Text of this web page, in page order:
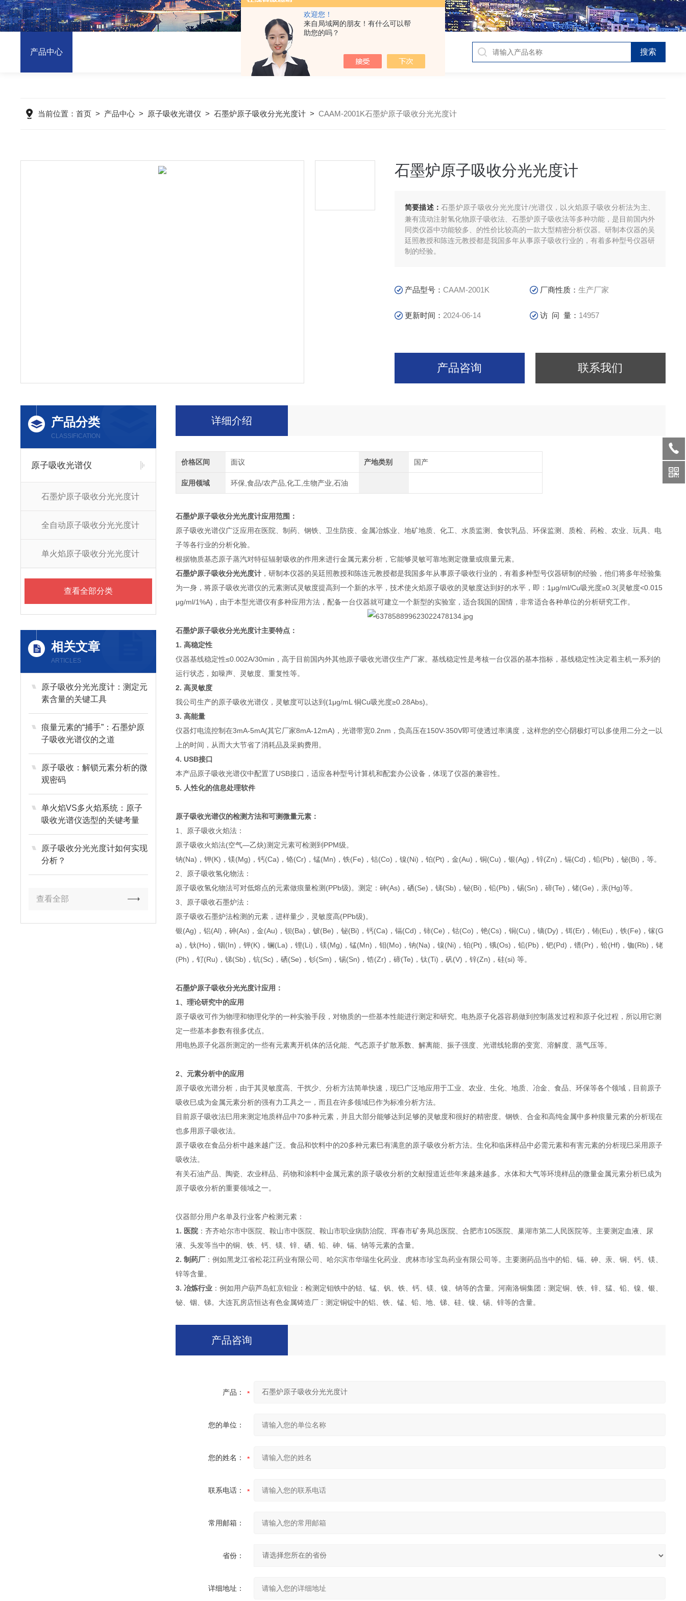
欢迎您！
来自局域网的朋友！有什么可以帮
助您的吗？
产品中心
当前位置：首页 > 产品中心 > 原子吸收光谱仪 >石墨炉原子吸收分光光度计 >CAAM-2001K石墨炉原子吸收分光光度计
石墨炉原子吸收分光光度计
简要描述：石墨炉原子吸收分光光度计/光谱仪，以火焰原子吸收分析法为主、
兼有流动注射氢化物原子吸收法、石墨炉原子吸收法等多种功能，是目前国内外
同类仪器中功能较多、的性价比较高的一款大型精密分析仪器。研制本仪器的吴
廷照教授和陈连元教授都是我国多年从事原子吸收行业的，有着多种型号仪器研
制的经验。
产品型号：CAAM-2001K 厂商性质：生产厂家
更新时间： 2024-06-14 访 问 量： 14957
产品咨询 联系我们
产品分类
CLASSIFICATION
原子吸收光谱仪
石墨炉原子吸收分光光度计
全自动原子吸收分光光度计
单火焰原子吸收分光光度计
查看全部分类
相关文章
ARTICLES
原子吸收分光光度计：测定元
素含量的关键工具
痕量元素的“捕手”：石墨炉原
子吸收光谱仪的之道
原子吸收：解锁元素分析的微
观密码
单火焰VS多火焰系统：原子
吸收光谱仪选型的关键考量
原子吸收分光光度计如何实现
分析？
查看全部
详细介绍
价格区间 面议 产地类别 国产
应用领域 环保,食品/农产品,化工,生物产业,石油
石墨炉原子吸收分光光度计应用范围：
原子吸收光谱仪广泛应用在医院、制药、钢铁、卫生防疫、金属冶炼业、地矿地质、化工、水质监测、食饮乳品、环保监测、质检、药检、农业、玩具、电
子等各行业的分析化验。
根据物质基态原子蒸汽对特征辐射吸收的作用来进行金属元素分析，它能够灵敏可靠地测定微量或痕量元素。
石墨炉原子吸收分光光度计，研制本仪器的吴廷照教授和陈连元教授都是我国多年从事原子吸收行业的，有着多种型号仪器研制的经验，他们将多年经验集
为一身，将原子吸收光谱仪的元素测试灵敏度提高到一个新的水平，技术使火焰原子吸收的灵敏度达到好的水平，即：1μg/ml/Cu吸光度≥0.3(灵敏度<0.015
μg/ml/1%A)，由于本型光谱仪有多种应用方法，配备一台仪器就可建立一个新型的实验室，适合我国的国情，非常适合各种单位的分析研究工作。
石墨炉原子吸收分光光度计主要特点：
1. 高稳定性
仪器基线稳定性≤0.002A/30min，高于目前国内外其他原子吸收光谱仪生产厂家。基线稳定性是考核一台仪器的基本指标，基线稳定性决定着主机一系列的
运行状态，如噪声、灵敏度、重复性等。
2. 高灵敏度
我公司生产的原子吸收光谱仪，灵敏度可以达到(1μg/mL 铜Cu吸光度≥0.28Abs)。
3. 高能量
仪器灯电流控制在3mA-5mA(其它厂家8mA-12mA)，光谱带宽0.2nm，负高压在150V-350V即可使透过率满度，这样您的空心阴极灯可以多使用二分之一以
上的时间，从而大大节省了消耗品及采购费用。
4. USB接口
本产品原子吸收光谱仪中配置了USB接口，适应各种型号计算机和配套办公设备，体现了仪器的兼容性。
5. 人性化的信息处理软件
原子吸收光谱仪的检测方法和可测微量元素：
1、原子吸收火焰法：
原子吸收火焰法(空气—乙炔)测定元素可检测到PPM级。
钠(Na)，钾(K)，镁(Mg)，钙(Ca)，铬(Cr)，锰(Mn)，铁(Fe)，钴(Co)，镍(Ni)，铂(Pt)，金(Au)，铜(Cu)，银(Ag)，锌(Zn)，镉(Cd)，铅(Pb)，铋(Bi)，等。
2、原子吸收氢化物法：
原子吸收氢化物法可对低熔点的元素做痕量检测(PPb级)。测定：砷(As)，硒(Se)，锑(Sb)，铋(Bi)，铅(Pb)，锡(Sn)，碲(Te)，锗(Ge)，汞(Hg)等。
3、原子吸收石墨炉法：
原子吸收石墨炉法检测的元素，进样量少，灵敏度高(PPb级)。
银(Ag)，铝(Al)，砷(As)，金(Au)，钡(Ba)，铍(Be)，铋(Bi)，钙(Ca)，镉(Cd)，铈(Ce)，钴(Co)，铯(Cs)，铜(Cu)，镝(Dy)，铒(Er)，铕(Eu)，铁(Fe)，镓(G
a)，钬(Ho)，铟(In)，钾(K)，镧(La)，锂(Li)，镁(Mg)，锰(Mn)，钼(Mo)，钠(Na)，镍(Ni)，铂(Pt)，锇(Os)，铅(Pb)，钯(Pd)，镨(Pr)，铪(Hf)，铷(Rb)，铑
(Ph)，钌(Ru)，锑(Sb)，钪(Sc)，硒(Se)，钐(Sm)，锡(Sn)，锆(Zr)，碲(Te)，钛(Ti)，矾(V)，锌(Zn)，硅(si) 等。
石墨炉原子吸收分光光度计应用：
1、理论研究中的应用
原子吸收可作为物理和物理化学的一种实验手段，对物质的一些基本性能进行测定和研究。电热原子化器容易做到控制蒸发过程和原子化过程，所以用它测
定一些基本参数有很多优点。
用电热原子化器所测定的一些有元素离开机体的活化能、气态原子扩散系数、解离能、振子强度、光谱线轮廓的变宽、溶解度、蒸气压等。
2、元素分析中的应用
原子吸收光谱分析，由于其灵敏度高、干扰少、分析方法简单快速，现巳广泛地应用于工业、农业、生化、地质、冶金、食品、环保等各个领域，目前原子
吸收巳成为金属元素分析的强有力工具之一，而且在许多领域巳作为标准分析方法。
目前原子吸收法巳用来测定地质样品中70多种元素，并且大部分能够达到足够的灵敏度和很好的精密度。钢铁、合金和高纯金属中多种痕量元素的分析现在
也多用原子吸收法。
原子吸收在食品分析中越来越广泛。食品和饮料中的20多种元素巳有满意的原子吸收分析方法。生化和临床样品中必需元素和有害元素的分析现巳采用原子
吸收法。
有关石油产品、陶瓷、农业样品、药物和涂料中金属元素的原子吸收分析的文献报道近些年来越来越多。水体和大气等环境样品的微量金属元素分析巳成为
原子吸收分析的重要领域之一。
仪器部分用户名单及行业客户检测元素：
1. 医院：齐齐哈尔市中医院、鞍山市中医院、鞍山市职业病防治院、珲春市矿务局总医院、合肥市105医院、巢湖市第二人民医院等。主要测定血液、尿
液、头发等当中的铜、铁、钙、镁、锌、硒、铅、砷、镉、钠等元素的含量。
2. 制药厂：例如黑龙江省松花江药业有限公司、哈尔滨市华瑞生化药业、虎林市珍宝岛药业有限公司等。主要测药品当中的铅、镉、砷、汞、铜、钙、镁、
锌等含量。
3. 冶炼行业：例如用户葫芦岛虹京钼业：检测定钼铁中的钴、锰、钒、铁、钙、镁、镍、钠等的含量。河南洛铜集团：测定铜、铁、锌、猛、铅、镍、银、
铋、铟、锑。大连瓦房店恒达有色金属铸造厂：测定铜锭中的铝、铁、锰、铅、地、锑、硅、镍、锡、锌等的含量。
产品咨询
产品：
您的单位：
您的姓名：
联系电话：
常用邮箱：
省份：
详细地址：